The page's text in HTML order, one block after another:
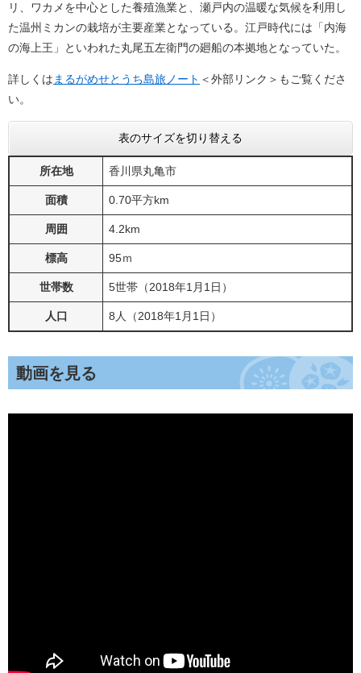
リ、ワカメを中心とした養殖漁業と、瀬戸内の温暖な気候を利用し
た温州ミカンの栽培が主要産業となっている。江戸時代には「内海
の海上王」といわれた丸尾五左衛門の廻船の本拠地となっていた。
詳しくは まるがめせとうち島旅ノート ＜外部リンク＞ もご覧くださ
い。
表のサイズを切り替える
所在地 香川県丸亀市
面積 0.70平方km
周囲 4.2km
標高 95ｍ
世帯数 5世帯（2018年1月1日）
人口 8人（2018年1月1日）
動画を見る